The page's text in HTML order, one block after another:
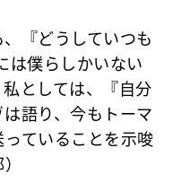
『どうしていつも
は僕らしかいない
としては、『自分
語り、今もトーマ
ていることを示唆